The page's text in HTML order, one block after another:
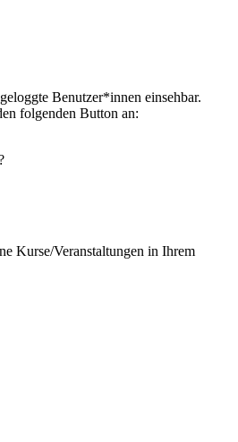
Benutzer*innen einsehbar.
folgenden Button an:
Kurse/Veranstaltungen in Ihrem